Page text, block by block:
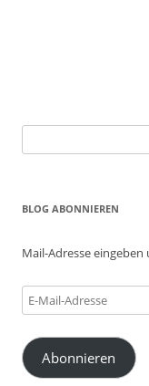
nach:
BLOG ABONNIEREN
Mail-Adresse
E-
Mail-
Adresse
Abonnieren